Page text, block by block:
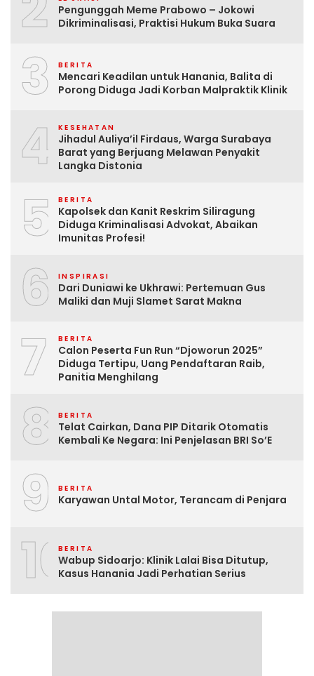
Pengunggah Meme Prabowo – Jokowi
Dikriminalisasi, Praktisi Hukum Buka Suara
3 BERITA
Mencari Keadilan untuk Hanania, Balita di
Porong Diduga Jadi Korban Malpraktik Klinik
4 KESEHATAN
Jihadul Auliya’il Firdaus, Warga Surabaya
Barat yang Berjuang Melawan Penyakit
Langka Distonia
5 BERITA
Kapolsek dan Kanit Reskrim Siliragung
Diduga Kriminalisasi Advokat, Abaikan
Imunitas Profesi!
6 INSPIRASI
Dari Duniawi ke Ukhrawi: Pertemuan Gus
Maliki dan Muji Slamet Sarat Makna
7 BERITA
Calon Peserta Fun Run “Djoworun 2025”
Diduga Tertipu, Uang Pendaftaran Raib,
Panitia Menghilang
8 BERITA
Telat Cairkan, Dana PIP Ditarik Otomatis
Kembali Ke Negara: Ini Penjelasan BRI So’E
9 BERITA
Karyawan Untal Motor, Terancam di Penjara
10BERITA
Wabup Sidoarjo: Klinik Lalai Bisa Ditutup,
Kasus Hanania Jadi Perhatian Serius